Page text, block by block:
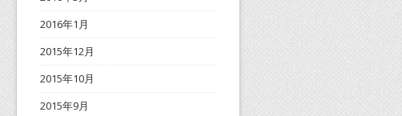
2016年1月
2015年12月
2015年10月
2015年9月